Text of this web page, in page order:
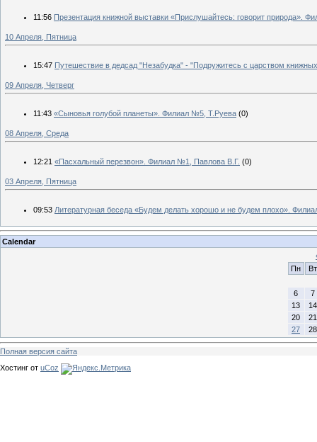
11:56 Презентация книжной выставки «Прислушайтесь: говорит природа».
10 Апреля, Пятница
15:47 Путешествие в дедсад "Незабудка" - "Подружитесь с царством
09 Апреля, Четверг
11:43 «Сыновья голубой планеты». Филиал №5, Т.Руева (0)
08 Апреля, Среда
12:21 «Пасхальный перезвон». Филиал №1, Павлова В.Г. (0)
03 Апреля, Пятница
09:53 Литературная беседа «Будем делать хорошо и не будем плохо».
Calendar
Пн
Вт
6
7
13
14
20
21
27
28
Полная версия сайта
Хостинг от uCoz